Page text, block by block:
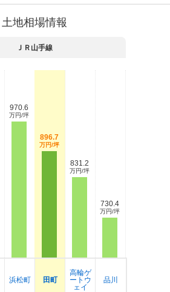
土地相場情報
ＪＲ山手線
970.6
万円/坪
浜松町
896.7
万円/坪
田町
831.2
万円/坪
高輪ゲ
ートウ
ェイ
730.4
万円/坪
品川